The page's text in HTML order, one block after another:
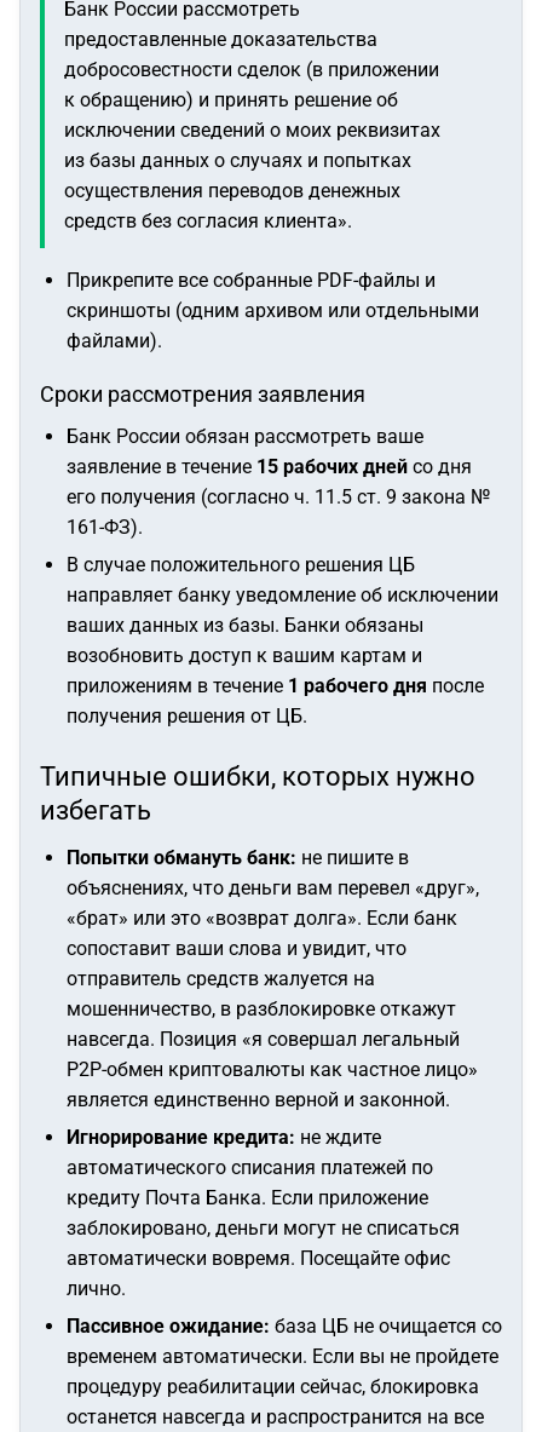
Банк России рассмотреть
предоставленные доказательства
добросовестности сделок (в приложении
к обращению) и принять решение об
исключении сведений о моих реквизитах
из базы данных о случаях и попытках
осуществления переводов денежных
средств без согласия клиента».
Прикрепите все собранные PDF-файлы и
скриншоты (одним архивом или отдельными
файлами).
Сроки рассмотрения заявления
Банк России обязан рассмотреть ваше
заявление в течение 15 рабочих дней со дня
его получения (согласно ч. 11.5 ст. 9 закона №
161-ФЗ).
В случае положительного решения ЦБ
направляет банку уведомление об исключении
ваших данных из базы. Банки обязаны
возобновить доступ к вашим картам и
приложениям в течение 1 рабочего дня после
получения решения от ЦБ.
Типичные ошибки, которых нужно
избегать
Попытки обмануть банк: не пишите в
объяснениях, что деньги вам перевел «друг»,
«брат» или это «возврат долга». Если банк
сопоставит ваши слова и увидит, что
отправитель средств жалуется на
мошенничество, в разблокировке откажут
навсегда. Позиция «я совершал легальный
P2P-обмен криптовалюты как частное лицо»
является единственно верной и законной.
Игнорирование кредита: не ждите
автоматического списания платежей по
кредиту Почта Банка. Если приложение
заблокировано, деньги могут не списаться
автоматически вовремя. Посещайте офис
лично.
Пассивное ожидание: база ЦБ не очищается со
временем автоматически. Если вы не пройдете
процедуру реабилитации сейчас, блокировка
останется навсегда и распространится на все